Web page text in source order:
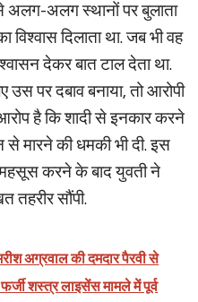
अलग-अलग स्थानों पर बुलाता
विश्वास दिलाता था. जब भी वह
देकर बात टाल देता था.
उस पर दबाव बनाया, तो आरोपी
है कि शादी से इनकार करने
मारने की धमकी भी दी. इस
करने के बाद युवती ने
तहरीर सौंपी.
अग्रवाल की दमदार पैरवी से
शस्त्र लाइसेंस मामले में पूर्व